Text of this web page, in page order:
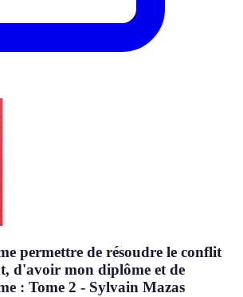
permettre de résoudre le conflit
d'avoir mon diplôme et de
: Tome 2 - Sylvain Mazas